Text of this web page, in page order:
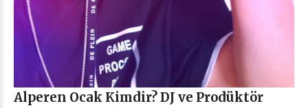
Alperen Ocak Kimdir? DJ ve Prodüktör